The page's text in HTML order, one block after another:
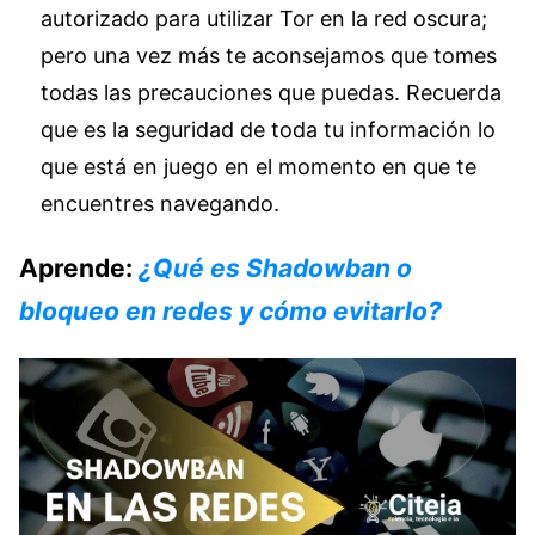
autorizado para utilizar Tor en la red oscura;
pero una vez más te aconsejamos que tomes
todas las precauciones que puedas. Recuerda
que es la seguridad de toda tu información lo
que está en juego en el momento en que te
encuentres navegando.
Aprende: ¿Qué es Shadowban o
bloqueo en redes y cómo evitarlo?